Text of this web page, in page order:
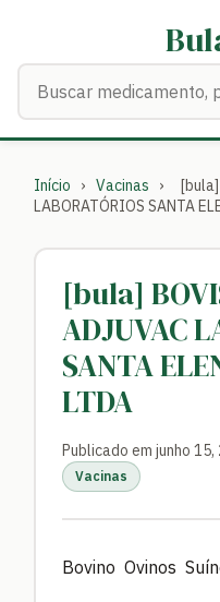
Início › Vacinas ›
[bula]
LABORATÓRIOS SANTA
[bula]
ADJUVAC
SANTA
LTDA
Publicado em junho 15,
Vacinas
Bovino Ovinos